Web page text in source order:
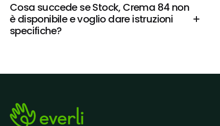
Cosa succede se Stock, Crema 84 non
è disponibile e voglio dare istruzioni
specifiche?